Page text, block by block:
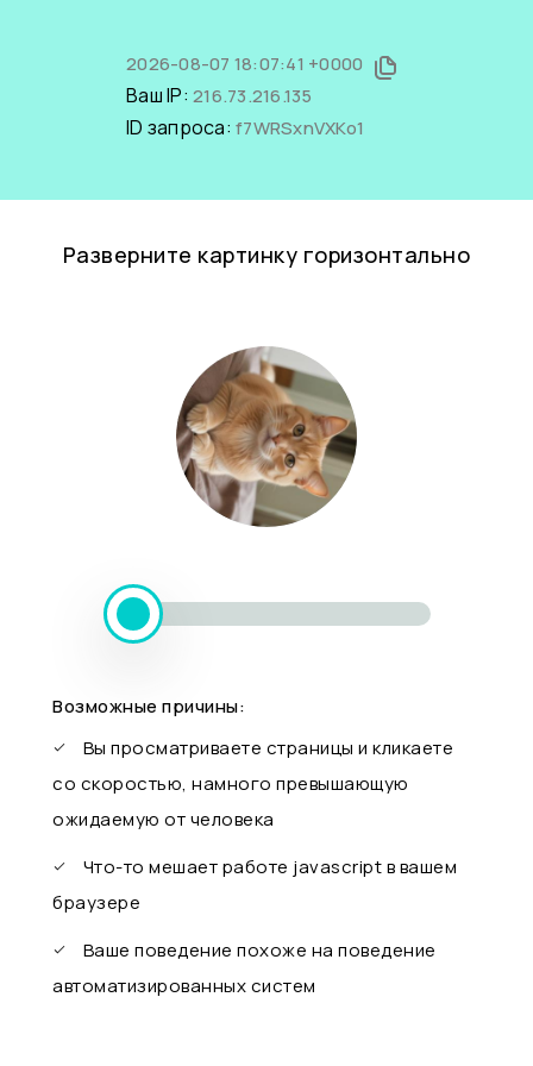
2026-08-07 18:07:41 +0000
Ваш IP: 216.73.216.135
ID запроса: f7WRSxnVXKo1
Разверните картинку горизонтально
Возможные причины:
Вы просматриваете страницы и кликаете
со скоростью, намного превышающую
ожидаемую от человека
Что-то мешает работе javascript в вашем
браузере
Ваше поведение похоже на поведение
автоматизированных систем